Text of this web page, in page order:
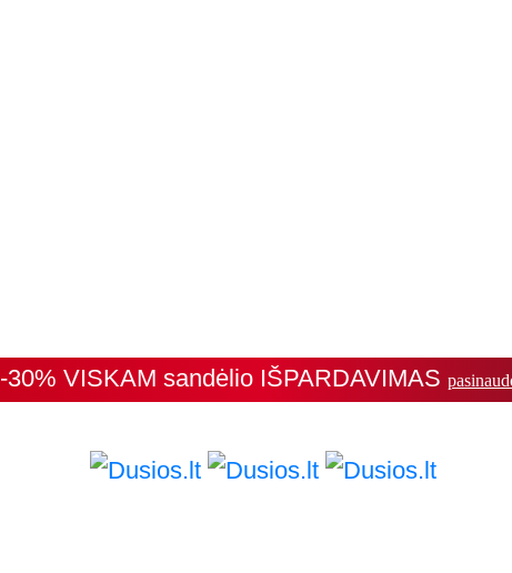
-30% VISKAM sandėlio IŠPARDAVIMAS